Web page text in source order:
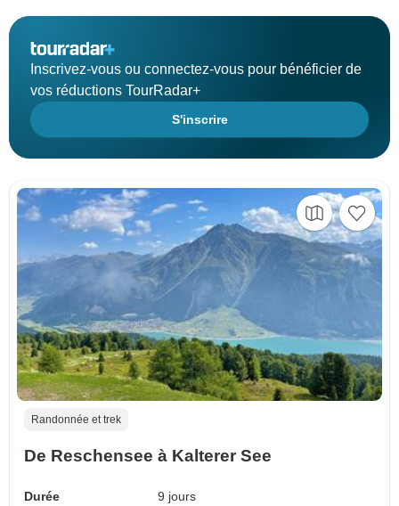
Inscrivez-vous ou connectez-vous pour bénéficier de
vos réductions TourRadar+
S'inscrire
Randonnée et trek
De Reschensee à Kalterer See
Durée
9 jours